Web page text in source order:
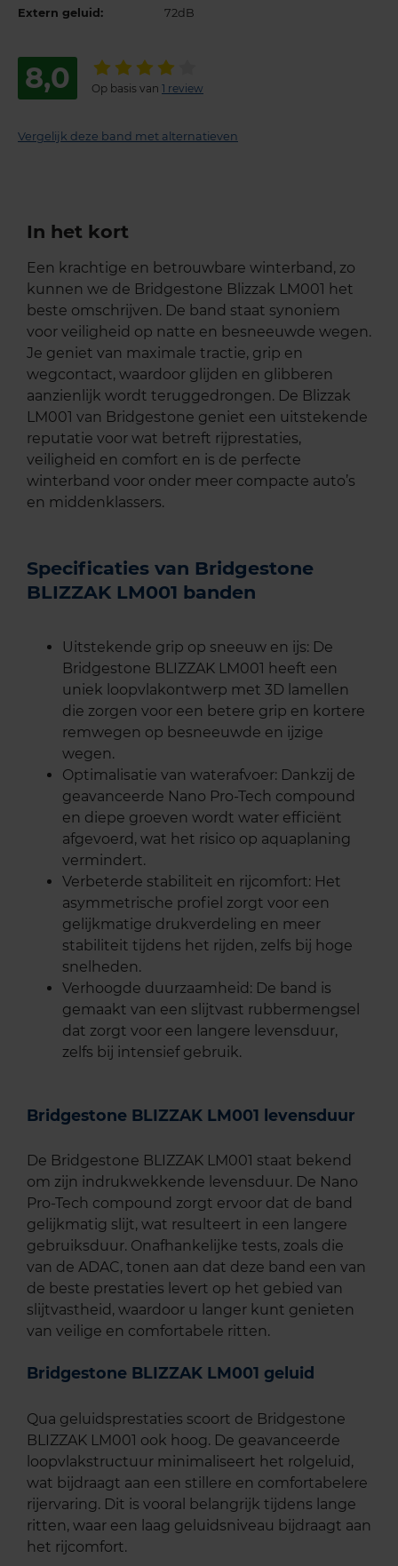
Extern geluid: 72dB
8,0 Op basis van 1 review
Vergelijk deze band met alternatieven
In het kort
Een krachtige en betrouwbare winterband, zo
kunnen we de Bridgestone Blizzak LM001 het
beste omschrijven. De band staat synoniem
voor veiligheid op natte en besneeuwde wegen.
Je geniet van maximale tractie, grip en
wegcontact, waardoor glijden en glibberen
aanzienlijk wordt teruggedrongen. De Blizzak
LM001 van Bridgestone geniet een uitstekende
reputatie voor wat betreft rijprestaties,
veiligheid en comfort en is de perfecte
winterband voor onder meer compacte auto’s
en middenklassers.
Specificaties van Bridgestone
BLIZZAK LM001 banden
Uitstekende grip op sneeuw en ijs: De
Bridgestone BLIZZAK LM001 heeft een
uniek loopvlakontwerp met 3D lamellen
die zorgen voor een betere grip en kortere
remwegen op besneeuwde en ijzige
wegen.
Optimalisatie van waterafvoer: Dankzij de
geavanceerde Nano Pro-Tech compound
en diepe groeven wordt water efficiënt
afgevoerd, wat het risico op aquaplaning
vermindert.
Verbeterde stabiliteit en rijcomfort: Het
asymmetrische profiel zorgt voor een
gelijkmatige drukverdeling en meer
stabiliteit tijdens het rijden, zelfs bij hoge
snelheden.
Verhoogde duurzaamheid: De band is
gemaakt van een slijtvast rubbermengsel
dat zorgt voor een langere levensduur,
zelfs bij intensief gebruik.
Bridgestone BLIZZAK LM001 levensduur
De Bridgestone BLIZZAK LM001 staat bekend
om zijn indrukwekkende levensduur. De Nano
Pro-Tech compound zorgt ervoor dat de band
gelijkmatig slijt, wat resulteert in een langere
gebruiksduur. Onafhankelijke tests, zoals die
van de ADAC, tonen aan dat deze band een van
de beste prestaties levert op het gebied van
slijtvastheid, waardoor u langer kunt genieten
van veilige en comfortabele ritten.
Bridgestone BLIZZAK LM001 geluid
Qua geluidsprestaties scoort de Bridgestone
BLIZZAK LM001 ook hoog. De geavanceerde
loopvlakstructuur minimaliseert het rolgeluid,
wat bijdraagt aan een stillere en comfortabelere
rijervaring. Dit is vooral belangrijk tijdens lange
ritten, waar een laag geluidsniveau bijdraagt aan
het rijcomfort.